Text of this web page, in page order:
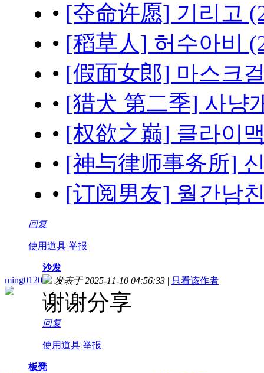
• [夺命许愿] 기리고
• [稻草人] 허수아비
• [假面女郎] 마스크
• [猎犬 第二季] 사냥
• [权欲之巅] 클라이
• [神与律师事务所]
• [订阅男友] 월간남
回复
使用道具 举报
ming0120
沙发
发表于 2025-11-10 04:56:33 | 只看该作者
谢谢分享
回复
使用道具 举报
板凳